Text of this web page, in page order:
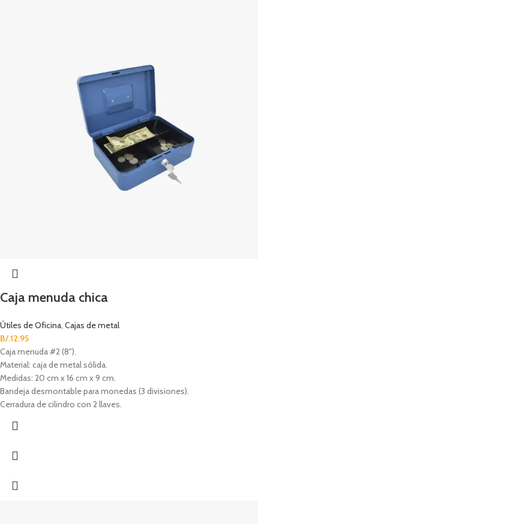
Caja menuda chica
Útiles de Oficina, Cajas de metal
B/.12.95
Caja menuda #2 (8").
Material: caja de metal sólida.
Medidas: 20 cm x 16 cm x 9 cm.
Bandeja desmontable para monedas (3 divisiones).
Cerradura de cilindro con 2 llaves.